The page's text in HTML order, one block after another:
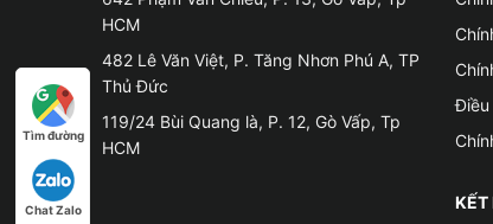
▶ Đặc tính kháng được nước, dung môi…
HCM
482 Lê Văn Việt, P. Tăng Nhơn Phú A, TP
Thủ Đức
119/24 Bùi Quang là, P. 12, Gò Vấp, Tp
HCM
Điều
KẾT
Tìm đường
Chat Zalo